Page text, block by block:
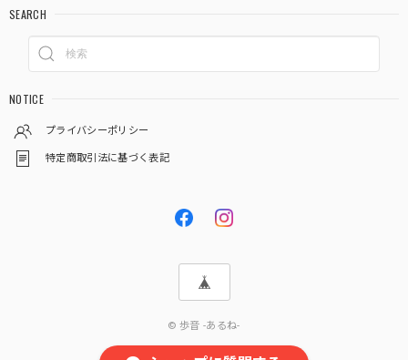
SEARCH
NOTICE
プライバシーポリシー
特定商取引法に基づく表記
© 歩音 -あるね-